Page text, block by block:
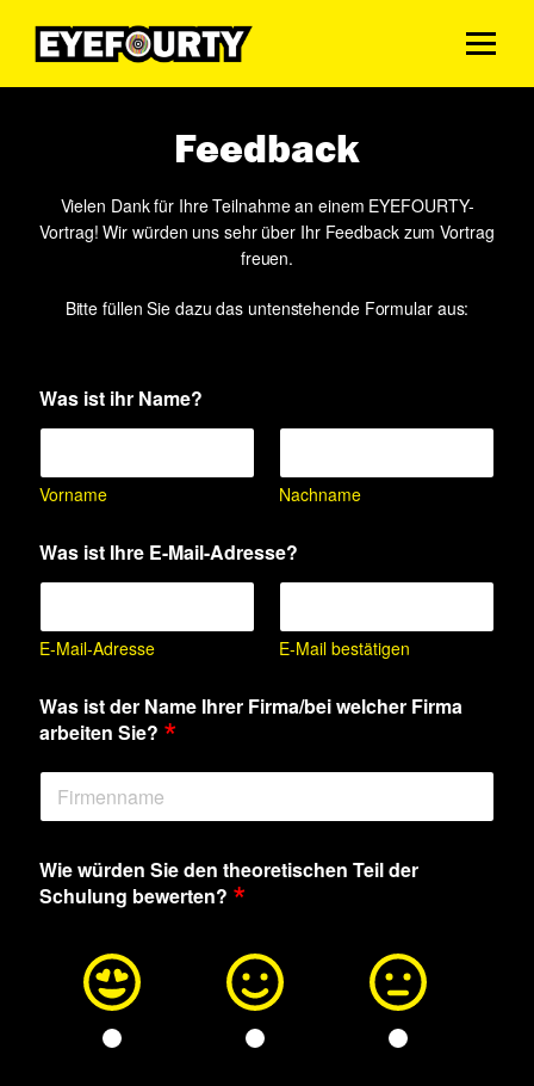
Feedback
Vielen Dank für Ihre Teilnahme an einem EYEFOURTY-
Vortrag! Wir würden uns sehr über Ihr Feedback zum Vortrag
freuen.
Bitte füllen Sie dazu das untenstehende Formular aus:
Was ist ihr Name?
Vorname Nachname
Was ist Ihre E-Mail-Adresse?
E-Mail-Adresse E-Mail bestätigen
Was ist der Name Ihrer Firma/bei welcher Firma
arbeiten Sie? *
Wie würden Sie den theoretischen Teil der
Schulung bewerten? *